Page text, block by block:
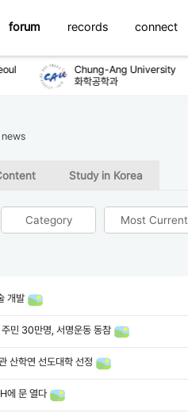
forum records connect
Chung-Ang University
화학공학과
Study in Korea
Category Most Current
개발
민 30만명, 서명운동 동참
산학연 선도대학 선정
에 문 열다